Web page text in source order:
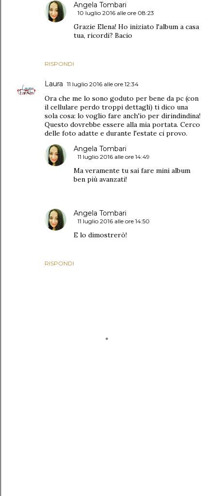
RISPONDI
Angela Tombari
10 luglio 2016 alle ore 08:23
Grazie Elena! Ho iniziato l'album a casa
tua, ricordi? Bacio
Laura 11 luglio 2016 alle ore 12:34
Ora che me lo sono goduto per bene da pc (con
il cellulare perdo troppi dettagli) ti dico una
sola cosa: lo voglio fare anch'io per dirindindina!
Questo dovrebbe essere alla mia portata. Cerco
delle foto adatte e durante l'estate ci provo.
RISPONDI
Angela Tombari
11 luglio 2016 alle ore 14:49
Ma veramente tu sai fare mini album
ben più avanzati!
Angela Tombari
11 luglio 2016 alle ore 14:50
E lo dimostrerò!